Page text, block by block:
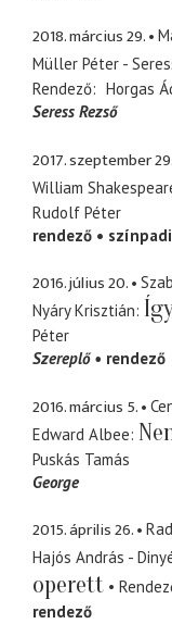
2018. március 29.
Müller Péter -
Rendező
Horgas
Seress Rezső
2017. szeptember 29.
William
Rudolf Péter
rendező
2016. július 20.
Nyáry Krisztián
Péter
Szereplő
rendező
2016. március 5.
Edward Albee
Puskás Tamás
George
2015. április 26.
Hajós András -
operett
rendező